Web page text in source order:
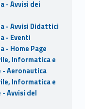
- Avvisi dei
- Avvisi Didattici
- Eventi
- Home Page
Informatica e
- Aeronautica
Informatica e
Avvisi del